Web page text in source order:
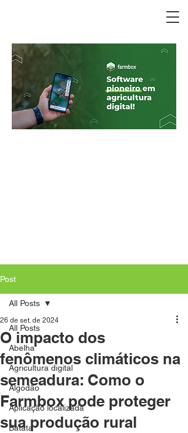
Post
All Posts
Abelha
Agricultura digital
Algodão
Aplicação localizada
Batata
All Posts
O impacto dos
fenômenos climáticos na
semeadura: Como o
Farmbox pode proteger
sua produção rural
26 de set. de 2024